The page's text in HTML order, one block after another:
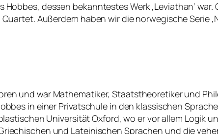
dessen bekanntestes Werk ‚Leviathan‘
Außerdem haben wir die norwegische Serie
und war Mathematiker, Staatstheoretiker und
in einer Privatschule in den klassischen
Universität Oxford, wo er vor allem Logik
und Lateinischen Sprachen und die